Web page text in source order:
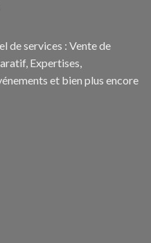
de services : Vente de
Expertises,
et bien plus encore